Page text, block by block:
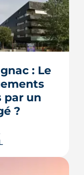
: Le
par un
?